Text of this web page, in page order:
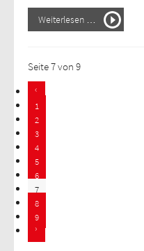
Weiterlesen …
Seite 7 von 9
1
2
3
4
5
6
7
8
9